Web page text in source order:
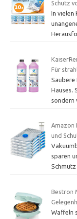
Schutz
In vielen
Für
Saubere
Hauses.
sondern
Amazon
und
sparen
Schmutz
Bestron
Waffeln